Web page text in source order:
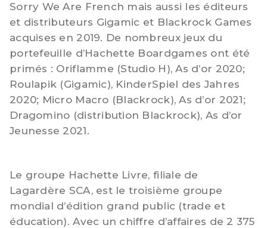
Sorry We Are French mais aussi les éditeurs
et distributeurs Gigamic et Blackrock Games
acquises en 2019. De nombreux jeux du
portefeuille d’Hachette Boardgames ont été
primés : Oriflamme (Studio H), As d’or 2020;
Roulapik (Gigamic), KinderSpiel des Jahres
2020; Micro Macro (Blackrock), As d’or 2021;
Dragomino (distribution Blackrock), As d’or
Jeunesse 2021.
Le groupe Hachette Livre, filiale de
Lagardère SCA, est le troisième groupe
mondial d’édition grand public (trade et
éducation). Avec un chiffre d’affaires de 2 375